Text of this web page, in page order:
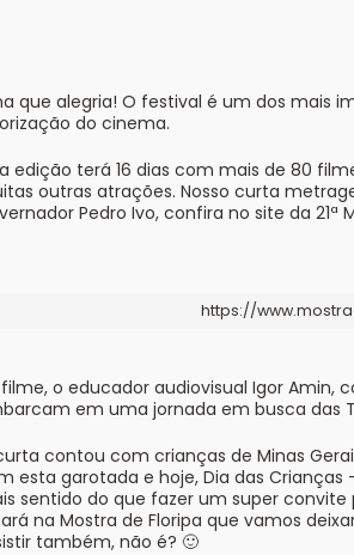
que alegria! O festival é um dos mais
do cinema.
edição terá 16 dias com mais de 80
outras atrações. Nosso curta
Pedro Ivo, confira no site da 21ª
https://
o educador audiovisual Igor Amin,
em uma jornada em busca das
contou com crianças de Minas
esta garotada e hoje, Dia das
sentido do que fazer um super
na Mostra de Floripa que vamos
também, não é? 🙂